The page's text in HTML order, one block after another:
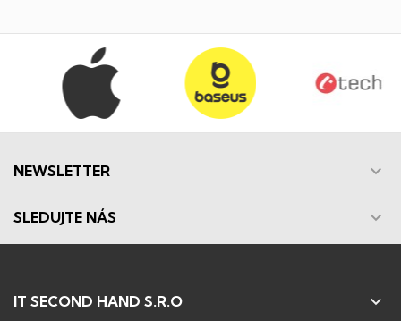
NEWSLETTER 
SLEDUJTE NÁS 
IT SECOND HAND S.R.O 